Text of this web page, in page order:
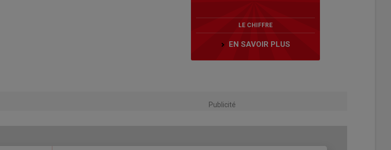
LE CHIFFRE
EN SAVOIR PLUS
Publicité